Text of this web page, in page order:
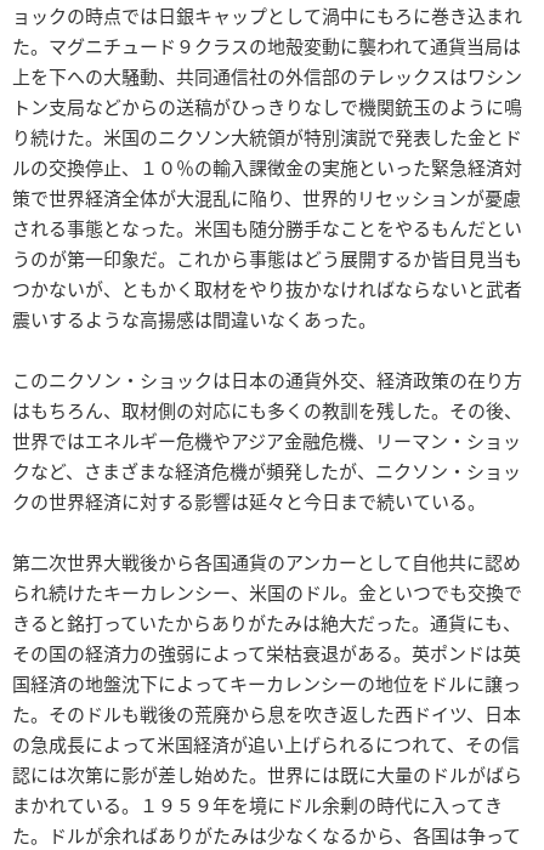
ョックの時点では日銀キャップとして渦中にもろに巻き込まれ
た。マグニチュード９クラスの地殻変動に襲われて通貨当局は
上を下への大騒動、共同通信社の外信部のテレックスはワシン
トン支局などからの送稿がひっきりなしで機関銃玉のように鳴
り続けた。米国のニクソン大統領が特別演説で発表した金とド
ルの交換停止、１０％の輸入課徴金の実施といった緊急経済対
策で世界経済全体が大混乱に陥り、世界的リセッションが憂慮
される事態となった。米国も随分勝手なことをやるもんだとい
うのが第一印象だ。これから事態はどう展開するか皆目見当も
つかないが、ともかく取材をやり抜かなければならないと武者
震いするような高揚感は間違いなくあった。
このニクソン・ショックは日本の通貨外交、経済政策の在り方
はもちろん、取材側の対応にも多くの教訓を残した。その後、
世界ではエネルギー危機やアジア金融危機、リーマン・ショッ
クなど、さまざまな経済危機が頻発したが、ニクソン・ショッ
クの世界経済に対する影響は延々と今日まで続いている。
第二次世界大戦後から各国通貨のアンカーとして自他共に認め
られ続けたキーカレンシー、米国のドル。金といつでも交換で
きると銘打っていたからありがたみは絶大だった。通貨にも、
その国の経済力の強弱によって栄枯衰退がある。英ポンドは英
国経済の地盤沈下によってキーカレンシーの地位をドルに譲っ
た。そのドルも戦後の荒廃から息を吹き返した西ドイツ、日本
の急成長によって米国経済が追い上げられるにつれて、その信
認には次第に影が差し始めた。世界には既に大量のドルがばら
まかれている。１９５９年を境にドル余剰の時代に入ってき
た。ドルが余ればありがたみは少なくなるから、各国は争って